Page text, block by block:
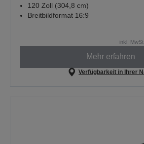
120 Zoll (304,8 cm)
Breitbildformat 16:9
inkl.
Mehr erfahren
Verfügbarkeit in Ihrer